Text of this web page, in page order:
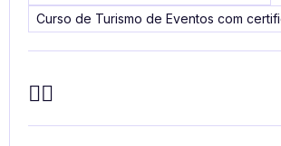
Curso de Turismo de Eventos com